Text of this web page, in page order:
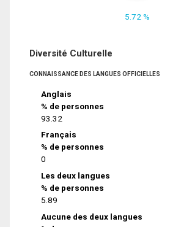
5.72 %
Diversité Culturelle
CONNAISSANCE DES LANGUES OFFICIELLES
Anglais
% de personnes
93.32
Français
% de personnes
0
Les deux langues
% de personnes
5.89
Aucune des deux langues